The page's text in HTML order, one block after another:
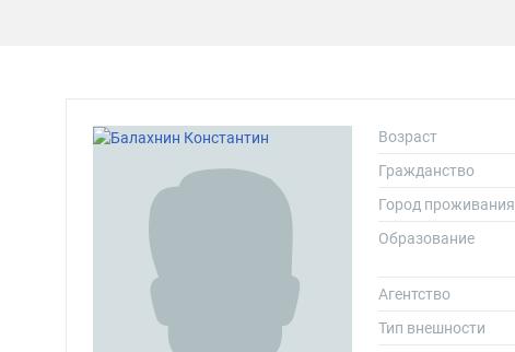
Возраст
Гражданство
Город проживания
Образование
Агентство
Тип внешности